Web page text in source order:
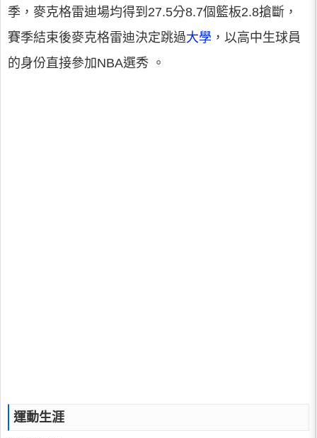
季，麥克格雷迪場均得到27.5分8.7個籃板2.8搶斷，
賽季結束後麥克格雷迪決定跳過大學 ，以高中生球員
的身份直接參加NBA選秀 。
運動生涯